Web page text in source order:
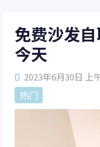
免费沙发
今天
2023年6月30日 上
热门